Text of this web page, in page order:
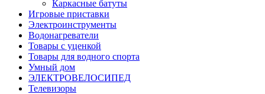
Каркасные батуты
Игровые приставки
Электроинструменты
Водонагреватели
Товары с уценкой
Товары для водного спорта
Умный дом
ЭЛЕКТРОВЕЛОСИПЕД
Телевизоры